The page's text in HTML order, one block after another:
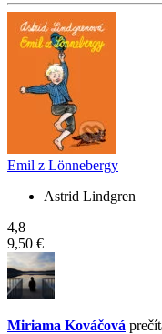
Emil z Lönnebergy
Astrid Lindgren
4,8
9,50 €
Miriama Kováčová